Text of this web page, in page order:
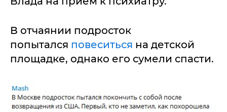
В отчаянии подросток
попытался повеситься на детской
площадке, однако его сумели спасти.